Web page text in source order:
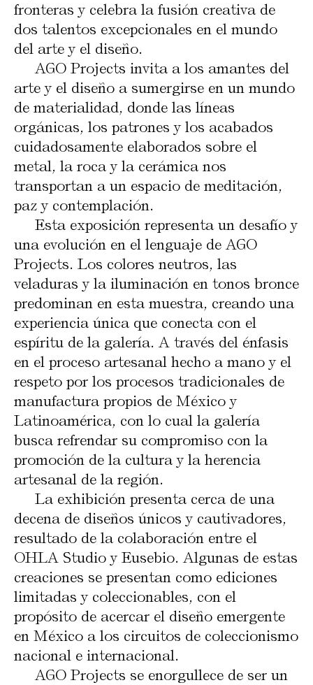
fronteras y celebra la fusión creativa de
dos talentos excepcionales en el mundo
del arte y el diseño.
AGO Projects invita a los amantes del
arte y el diseño a sumergirse en un mundo
de materialidad, donde las líneas
orgánicas, los patrones y los acabados
cuidadosamente elaborados sobre el
metal, la roca y la cerámica nos
transportan a un espacio de meditación,
paz y contemplación.
Esta exposición representa un desafío y
una evolución en el lenguaje de AGO
Projects. Los colores neutros, las
veladuras y la iluminación en tonos bronce
predominan en esta muestra, creando una
experiencia única que conecta con el
espíritu de la galería. A través del énfasis
en el proceso artesanal hecho a mano y el
respeto por los procesos tradicionales de
manufactura propios de México y
Latinoamérica, con lo cual la galería
busca refrendar su compromiso con la
promoción de la cultura y la herencia
artesanal de la región.
La exhibición presenta cerca de una
decena de diseños únicos y cautivadores,
resultado de la colaboración entre el
OHLA Studio y Eusebio. Algunas de estas
creaciones se presentan como ediciones
limitadas y coleccionables, con el
propósito de acercar el diseño emergente
en México a los circuitos de coleccionismo
nacional e internacional.
AGO Projects se enorgullece de ser un